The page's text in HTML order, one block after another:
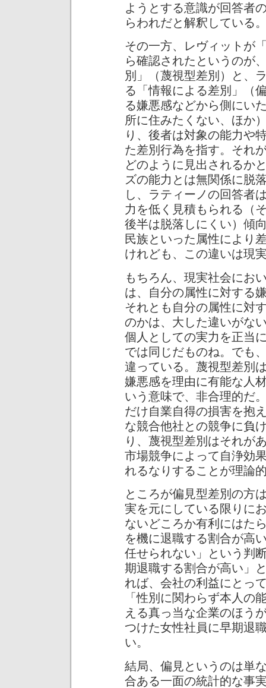
ようとする意識が回答者
らわれだと解釈している
その一方、レヴィットが
ら確認されたというのが
別」（蔑視型差別）と、
る「情報による差別」（
る嫌悪感などから側にい
所に住みたくない、ほか
り、後者は対象の能力や
た差別行為を指す。それ
どのように見出されるか
ズの能力とは無関係に脱
し、ラティーノの回答者
力を低く見積もられる（
後半は脱落しにくい）傾
民族といった属性により
けれども、この違いは現
もちろん、現実社会にお
は、自分の属性に対する
それとも自分の属性に対
のかは、大した違いがな
個人としての実力を正当
では同じだものね。でも
違っている。蔑視型差別
嫌悪感を理由に有能な人
いう意味で、非合理的だ
だけ自業自得の損害を抱
な競合他社との競争に負
り、蔑視型差別はそれが
市場競争によって自浄効
れるなりすることが理論
ところが偏見型差別の方
実を元にしている限りに
ないどころか有利にはた
を機に退職する割合が高
任せられない」という判
期退職する割合が高い」
れば、会社の利益にとっ
「性別に関わらず本人の
える真っ当な企業のほう
つけた女性社員に早期退
い。
結局、偏見というのは単
合ある一面の統計的な事